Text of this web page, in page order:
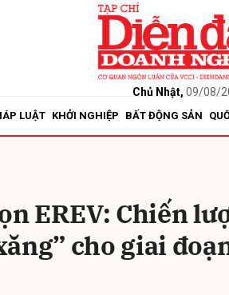
Chủ Nhật, 09/08/
LUẬT KHỞI NGHIỆP BẤT ĐỘNG SẢN
EREV: Chiến
cho giai